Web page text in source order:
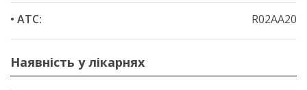
• ATC: R02AA20
Наявність у лікарнях